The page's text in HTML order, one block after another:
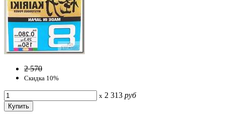
2 570
Скидка 10%
x 2 313 руб